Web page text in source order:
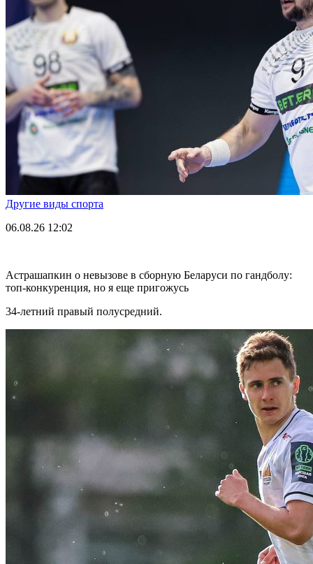
Другие виды спорта
06.08.26 12:02
Астрашапкин о невызове в сборную Беларуси по гандболу:
топ-конкуренция, но я еще пригожусь
34-летний правый полусредний.